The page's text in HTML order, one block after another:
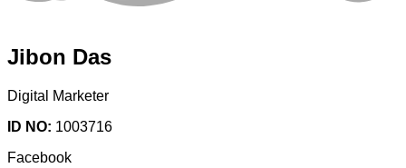
Jibon Das
Digital Marketer
ID NO: 1003716
Facebook